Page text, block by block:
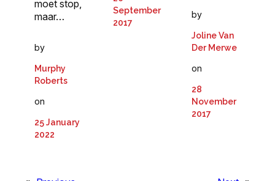
moet stop,
maar…
by
Murphy
Roberts
on
25 January
2022
September
2017
by
Joline Van
Der Merwe
on
28
November
2017